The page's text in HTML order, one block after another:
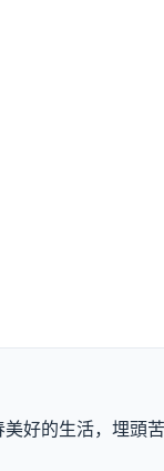
好的生活，埋頭